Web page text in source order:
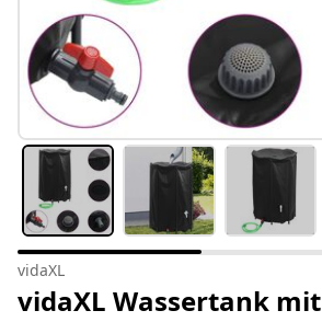
vidaXL
vidaXL Wassertank mit